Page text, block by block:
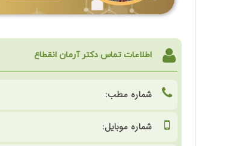
اطلاعات تماس دکتر آرمان انقطاع
شماره مطب:
شماره موبایل: